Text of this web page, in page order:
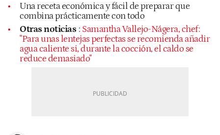
Una receta económica y fácil de preparar que
combina prácticamente con todo
Otras noticias : Samantha Vallejo-Nágera, chef:
"Para unas lentejas perfectas se recomienda añadir
agua caliente si, durante la cocción, el caldo se
reduce demasiado"